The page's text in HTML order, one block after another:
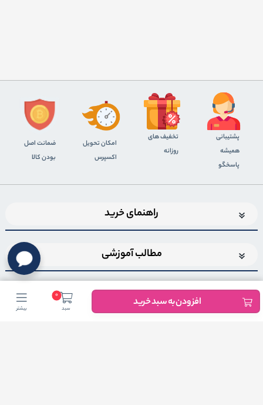
افزودن به سبد خرید 0
سبد بیشتر
پشتیبانی
همیشه
پاسخگو
تخفیف های
روزانه
اﻣﮑﺎن ﺗﺤﻮﯾﻞ
اﮐﺴﭙﺮس
ضمانت اصل
بودن کالا
راهنمای خرید
مطالب آموزشی